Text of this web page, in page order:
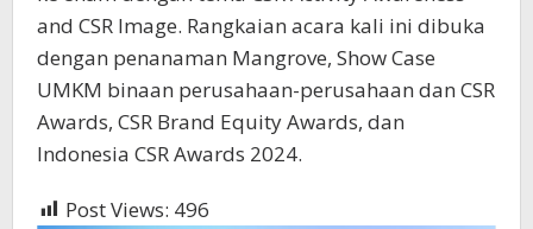
and CSR Image. Rangkaian acara kali ini dibuka
dengan penanaman Mangrove, Show Case
UMKM binaan perusahaan-perusahaan dan CSR
Awards, CSR Brand Equity Awards, dan
Indonesia CSR Awards 2024.
Post Views: 496